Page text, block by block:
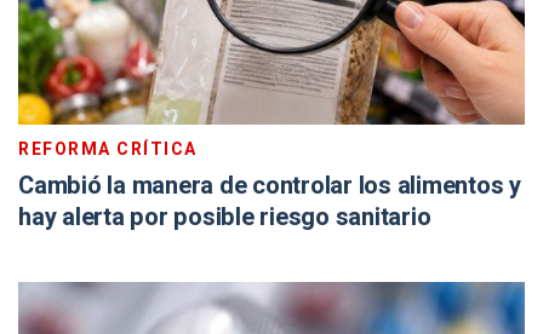
REFORMA CRÍTICA
Cambió la manera de controlar los alimentos y
hay alerta por posible riesgo sanitario